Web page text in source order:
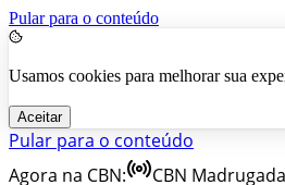
Pular para o conteúdo
Usamos cookies para melhorar sua
Aceitar
Pular para o conteúdo
Agora na CBN:
CBN Madrugada